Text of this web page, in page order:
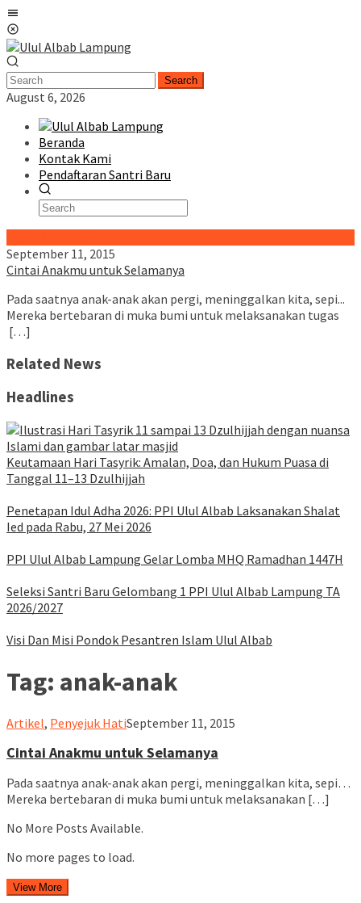
Skip
to
content
Search
August 6, 2026
Beranda
Kontak Kami
Pendaftaran Santri Baru
September 11, 2015
Cintai Anakmu untuk Selamanya
Pada saatnya anak-anak akan pergi, meninggalkan kita, sepi...
Mereka bertebaran di muka bumi untuk melaksanakan tugas
[…]
Related News
Headlines
Keutamaan Hari Tasyrik: Amalan, Doa, dan Hukum Puasa di
Tanggal 11–13 Dzulhijjah
Penetapan Idul Adha 2026: PPI Ulul Albab Laksanakan Shalat
Ied pada Rabu, 27 Mei 2026
PPI Ulul Albab Lampung Gelar Lomba MHQ Ramadhan 1447H
Seleksi Santri Baru Gelombang 1 PPI Ulul Albab Lampung TA
2026/2027
Visi Dan Misi Pondok Pesantren Islam Ulul Albab
Tag: anak-anak
Artikel, Penyejuk Hatiululalbablampung
September 11, 2015
Cintai Anakmu untuk Selamanya
Pada saatnya anak-anak akan pergi, meninggalkan kita, sepi…
Mereka bertebaran di muka bumi untuk melaksanakan […]
No More Posts Available.
No more pages to load.
View More